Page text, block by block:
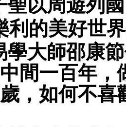
聖以周遊列
利的美好世界
學大師邵康
間一百年，
，如何不